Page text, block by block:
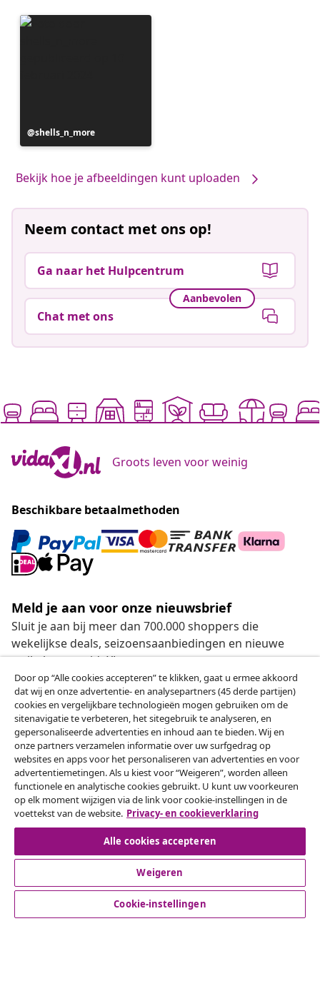
Bericht
gepubliceerd
shells_n_more
Bekijk hoe je afbeeldingen kunt uploaden
Neem contact met ons op!
Ga naar het Hulpcentrum
Aanbevolen
Chat met ons
Groots leven voor weinig
Beschikbare betaalmethoden
Meld je aan voor onze nieuwsbrief
Sluit je aan bij meer dan 700.000 shoppers die
wekelijkse deals, seizoensaanbiedingen en nieuwe
artikelen van vidaXL ontvangen.
Onze sociale media
Herroeping van de overeenkomst
Een annulering voor je bestelling indienen
Herroeping van de overeenkomst
Zakelijk
Door op “Alle cookies accepteren” te klikken, gaat u ermee akkoord
dat wij en onze advertentie- en analysepartners (45 derde partijen)
cookies en vergelijkbare technologieën mogen gebruiken om de
sitenavigatie te verbeteren, het sitegebruik te analyseren, en
gepersonaliseerde advertenties en inhoud aan te bieden. Wij en
onze partners verzamelen informatie over uw surfgedrag op
websites en apps voor het personaliseren van advertenties en voor
advertentiemetingen. Als u kiest voor “Weigeren”, worden alleen
functionele en analytische cookies gebruikt. U kunt uw voorkeuren
op elk moment wijzigen via de link voor cookie-instellingen in de
voettekst van de website. Privacy- en cookieverklaring
Alle cookies accepteren
Weigeren
Cookie-instellingen